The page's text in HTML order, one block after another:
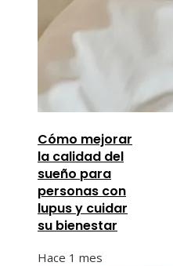
Cómo mejorar
la calidad del
sueño para
personas con
lupus y cuidar
su bienestar
Hace 1 mes